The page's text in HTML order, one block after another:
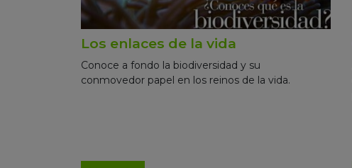
Los enlaces de la vida
Conoce a fondo la biodiversidad y su
conmovedor papel en los reinos de la vida.